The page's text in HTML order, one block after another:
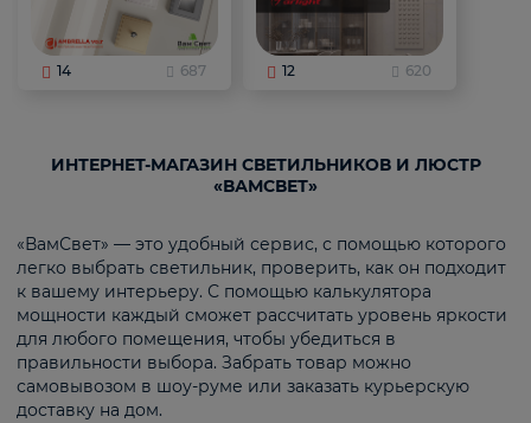
14 687 12 620
ИНТЕРНЕТ-МАГАЗИН СВЕТИЛЬНИКОВ И ЛЮСТР
«ВАМСВЕТ»
«ВамСвет» — это удобный сервис, с помощью которого
легко выбрать светильник, проверить, как он подходит
к вашему интерьеру. С помощью калькулятора
мощности каждый сможет рассчитать уровень яркости
для любого помещения, чтобы убедиться в
правильности выбора. Забрать товар можно
самовывозом в шоу-руме или заказать курьерскую
доставку на дом.